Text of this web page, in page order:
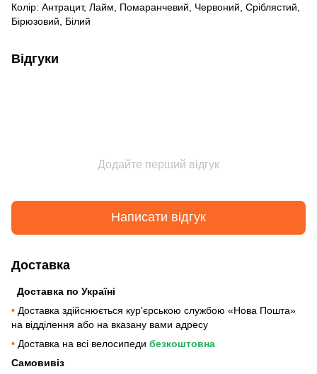
Колір: Антрацит, Лайм, Помаранчевий, Червоний, Сріблястий,
Бірюзовий, Білий
Відгуки
Додайте перший відгук
Написати відгук
Доставка
Доставка по Україні
• Доставка здійснюється кур'єрською службою «Нова Пошта»
на відділення або на вказану вами адресу
• Доставка на всі велосипеди безкоштовна
Самовивіз